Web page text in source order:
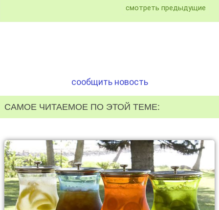
смотреть предыдущие
сообщить новость
САМОЕ ЧИТАЕМОЕ ПО ЭТОЙ ТЕМЕ: